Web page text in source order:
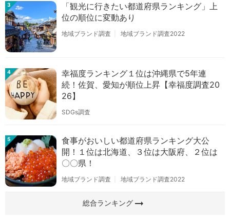
3
「観光に行きたい都道府県ランキング」上
位の順位に変動あり
地域ブランド調査 地域ブランド調査2022
4
幸福度ランキング１位は沖縄県で5年連
続！佐賀、愛知が順位上昇【幸福度調査20
26】
SDGs調査
5
食事がおいしい都道府県ランキング大公
開！１位は北海道、３位は大阪府、２位は
〇〇県！
地域ブランド調査 地域ブランド調査2022
総合ランキングarrow_right_alt